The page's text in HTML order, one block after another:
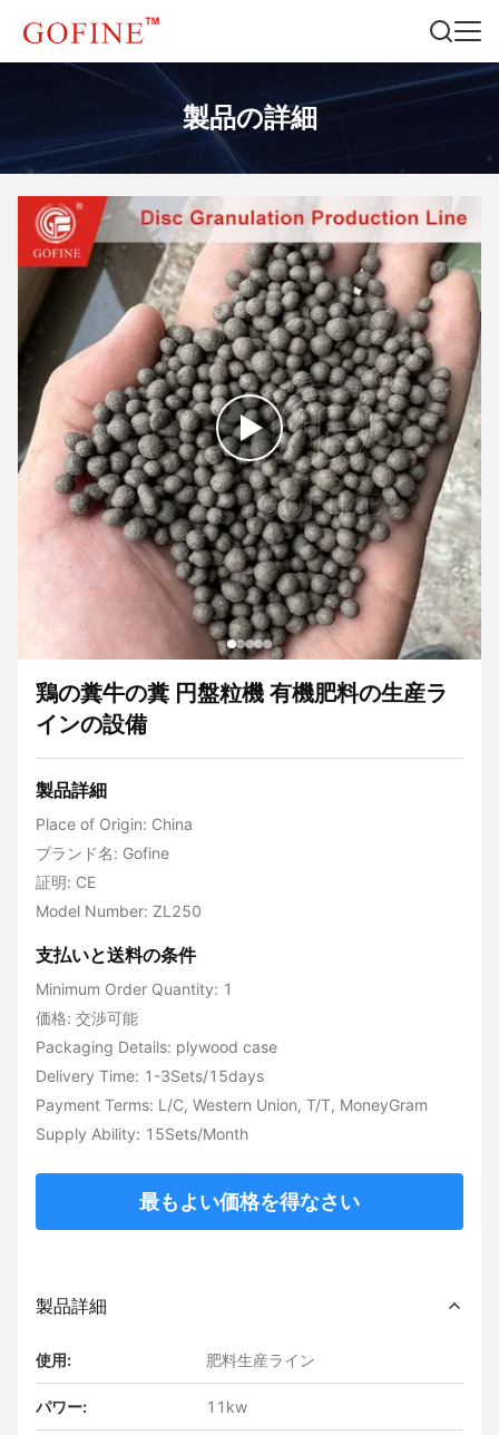
製品の詳細
鶏の糞牛の糞 円盤粒機 有機肥料の生産ラ
インの設備
製品詳細
Place of Origin: China
ブランド名: Gofine
証明: CE
Model Number: ZL250
支払いと送料の条件
Minimum Order Quantity: 1
価格: 交渉可能
Packaging Details: plywood case
Delivery Time: 1-3Sets/15days
Payment Terms: L/C, Western Union, T/T, MoneyGram
Supply Ability: 15Sets/Month
最もよい価格を得なさい
製品詳細
使用: 肥料生産ライン
パワー: 11kw